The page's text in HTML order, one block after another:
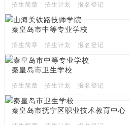
招生简章 招生计划 报名登记
秦皇岛市中等专业学校
招生简章 招生计划 报名登记
秦皇岛市卫生学校
招生简章 招生计划 报名登记
秦皇岛市抚宁区职业技术教育中心